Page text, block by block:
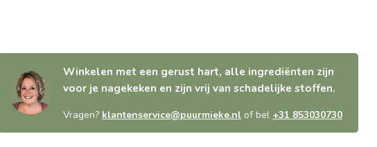
Winkelen met een gerust hart, alle ingrediënten zijn
voor je nagekeken en zijn vrij van schadelijke stoffen.
Vragen? klantenservice@puurmieke.nl of bel +31 853030730